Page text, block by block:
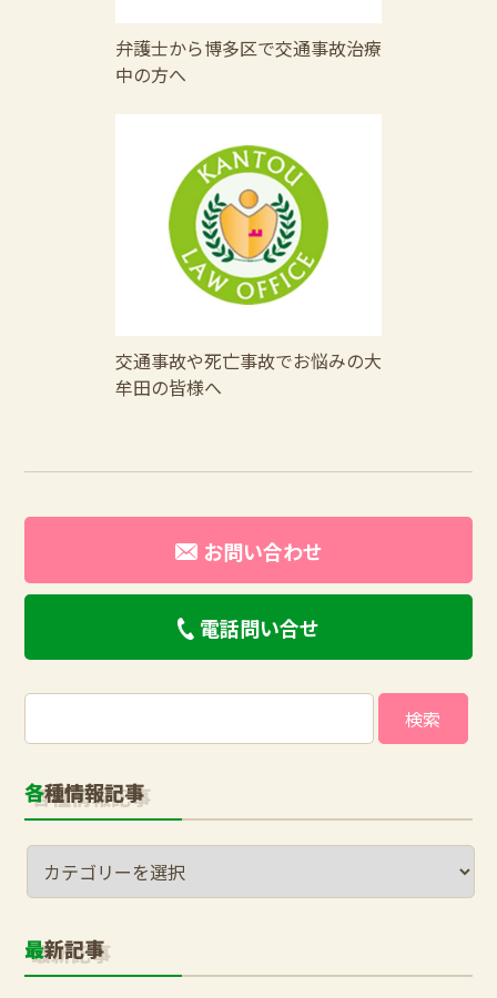
弁護士から博多区で交通事故治療
中の方へ
交通事故や死亡事故でお悩みの大
牟田の皆様へ
お問い合わせ
電話問い合せ
索:
各種情報記事
最新記事